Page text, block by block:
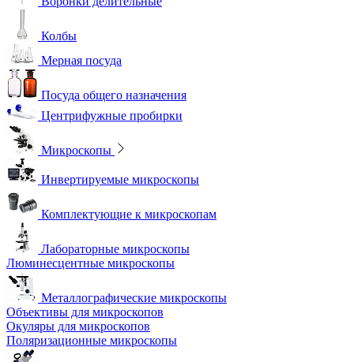
Колбы
Мерная посуда
Посуда общего назначения
Центрифужные пробирки
Микроскопы
Инвертируемые микроскопы
Комплектующие к микроскопам
Лабораторные микроскопы
Люминесцентные микроскопы
Металлографические микроскопы
Объективы для микроскопов
Окуляры для микроскопов
Поляризационные микроскопы